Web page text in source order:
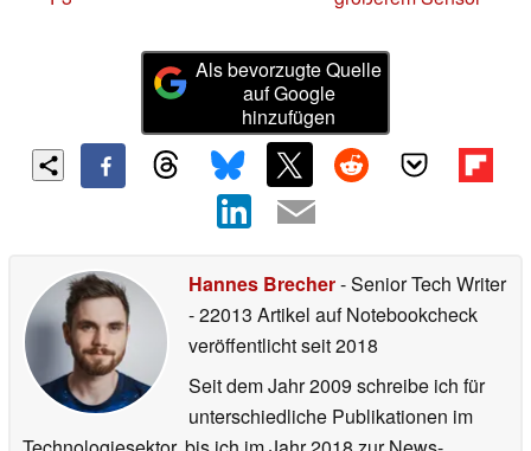
Als bevorzugte Quelle
auf Google
hinzufügen
Hannes Brecher- Senior Tech Writer
- 22013 Artikel auf Notebookcheck
veröffentlichtseit 2018
Seit dem Jahr 2009 schreibe ich für
unterschiedliche Publikationen im